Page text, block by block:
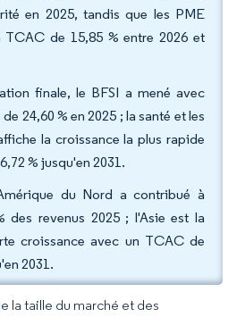
en 2025, tandis que les PME
TCAC de 15,85 % entre 2026 et
finale, le BFSI a mené avec
24,60 % en 2025 ; la santé et les
la croissance la plus rapide
% jusqu'en 2031.
du Nord a contribué à
des revenus 2025 ; l'Asie est la
croissance avec un TCAC de
2031.
la taille du marché et des